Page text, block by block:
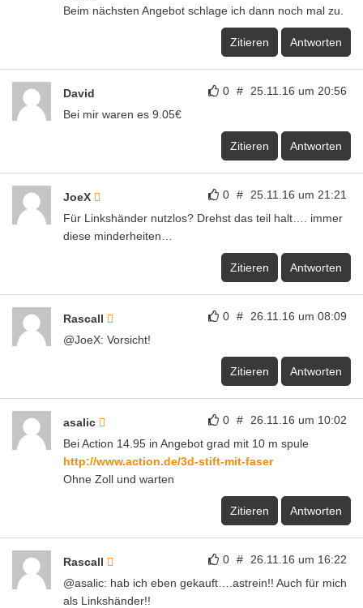
Beim nächsten Angebot schlage ich dann noch mal zu.
Zitieren Antworten
0 # 25.11.16 um 20:56
David
Bei mir waren es 9.05€
Zitieren Antworten
0 # 25.11.16 um 21:21
JoeX
Für Linkshänder nutzlos? Drehst das teil halt…. immer
diese minderheiten…
Zitieren Antworten
0 # 26.11.16 um 08:09
Rascall
@JoeX: Vorsicht!
Zitieren Antworten
0 # 26.11.16 um 10:02
asalic
Bei Action 14.95 in Angebot grad mit 10 m spule
http://www.action.de/3d-stift-mit-faser
Ohne Zoll und warten
Zitieren Antworten
0 # 26.11.16 um 16:22
Rascall
@asalic: hab ich eben gekauft….astrein!! Auch für mich
als Linkshänder!!